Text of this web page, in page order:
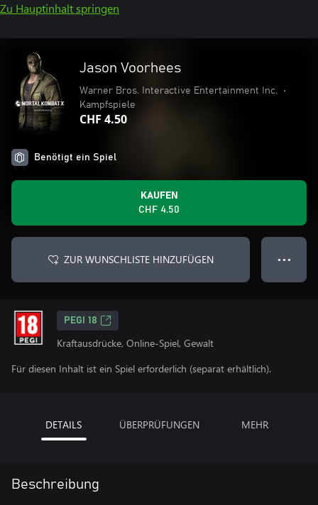
Zu Hauptinhalt springen
Jason Voorhees
Warner Bros. Interactive Entertainment Inc.
•
Kampfspiele
CHF 4.50
Benötigt ein Spiel
KAUFEN
CHF 4.50
ZUR WUNSCHLISTE HINZUFÜGEN ● ● ●
PEGI 18
Kraftausdrücke, Online-Spiel, Gewalt
Für diesen Inhalt ist ein Spiel erforderlich (separat erhältlich).
DETAILS ÜBERPRÜFUNGEN MEHR
Beschreibung